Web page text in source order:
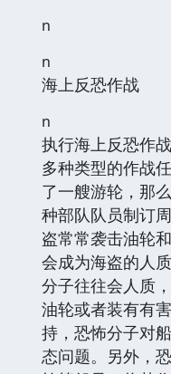
n
n
海上反恐作战
n
执行海上反恐作
多种类型的作战
了一艘游轮，那
种部队队员制订
盗常常袭击油轮
会成为海盗的人
分子往往会人质
油轮或者装有有
持，恐怖分子对
态问题。另外，